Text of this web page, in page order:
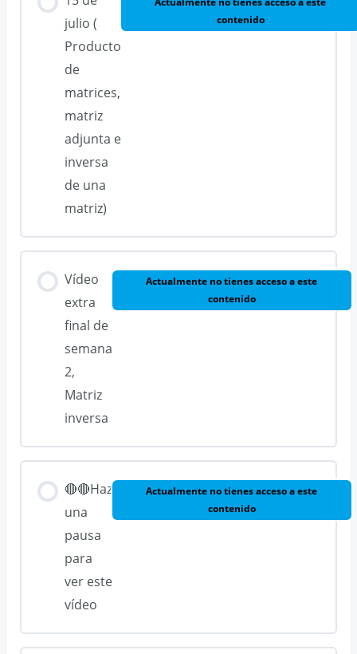
julio (
Producto
de
matrices,
matriz
adjunta e
inversa
de una
matriz)
contenido
Vídeo
extra
final de
semana
2,
Matriz
inversa
Actualmente no tienes acceso a este
contenido
🔴🔴Haz
una
pausa
para
ver este
vídeo
Actualmente no tienes acceso a este
contenido